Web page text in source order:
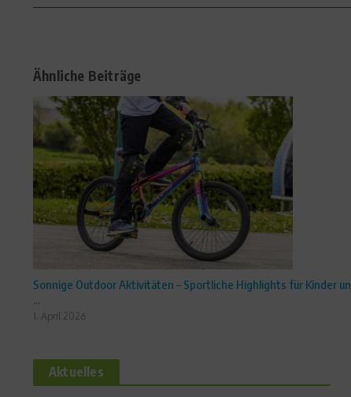
Ähnliche Beiträge
Sonnige Outdoor Aktivitäten – Sportliche Highlights für Kinder un
...
1. April 2026
Aktuelles